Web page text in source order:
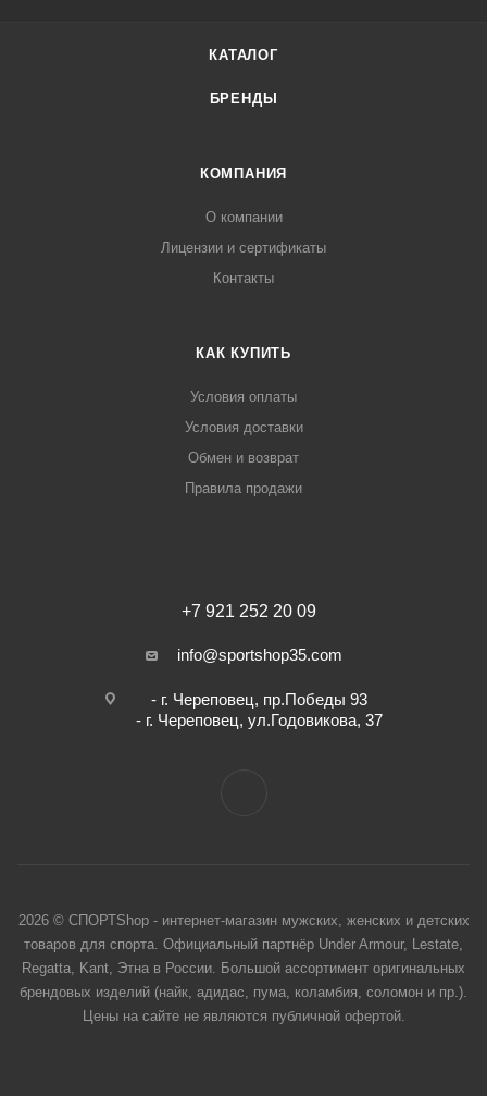
КАТАЛОГ
БРЕНДЫ
КОМПАНИЯ
О компании
Лицензии и сертификаты
Контакты
КАК КУПИТЬ
Условия оплаты
Условия доставки
Обмен и возврат
Правила продажи
+7 921 252 20 09
info@sportshop35.com
- г. Череповец, пр.Победы 93
- г. Череповец, ул.Годовикова, 37
2026 © СПОРТShop - интернет-магазин мужских, женских и детских
товаров для спорта. Официальный партнёр Under Armour, Lestate,
Regatta, Kant, Этна в России. Большой ассортимент оригинальных
брендовых изделий (найк, адидас, пума, коламбия, соломон и пр.).
Цены на сайте не являются публичной офертой.